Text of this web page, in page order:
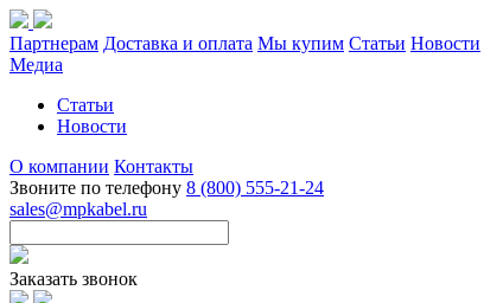
Партнерам Доставка и оплата Мы купим Статьи Новости
Медиа
Статьи
Новости
О компании Контакты
Звоните по телефону 8 (800) 555-21-24
sales@mpkabel.ru
Заказать звонок